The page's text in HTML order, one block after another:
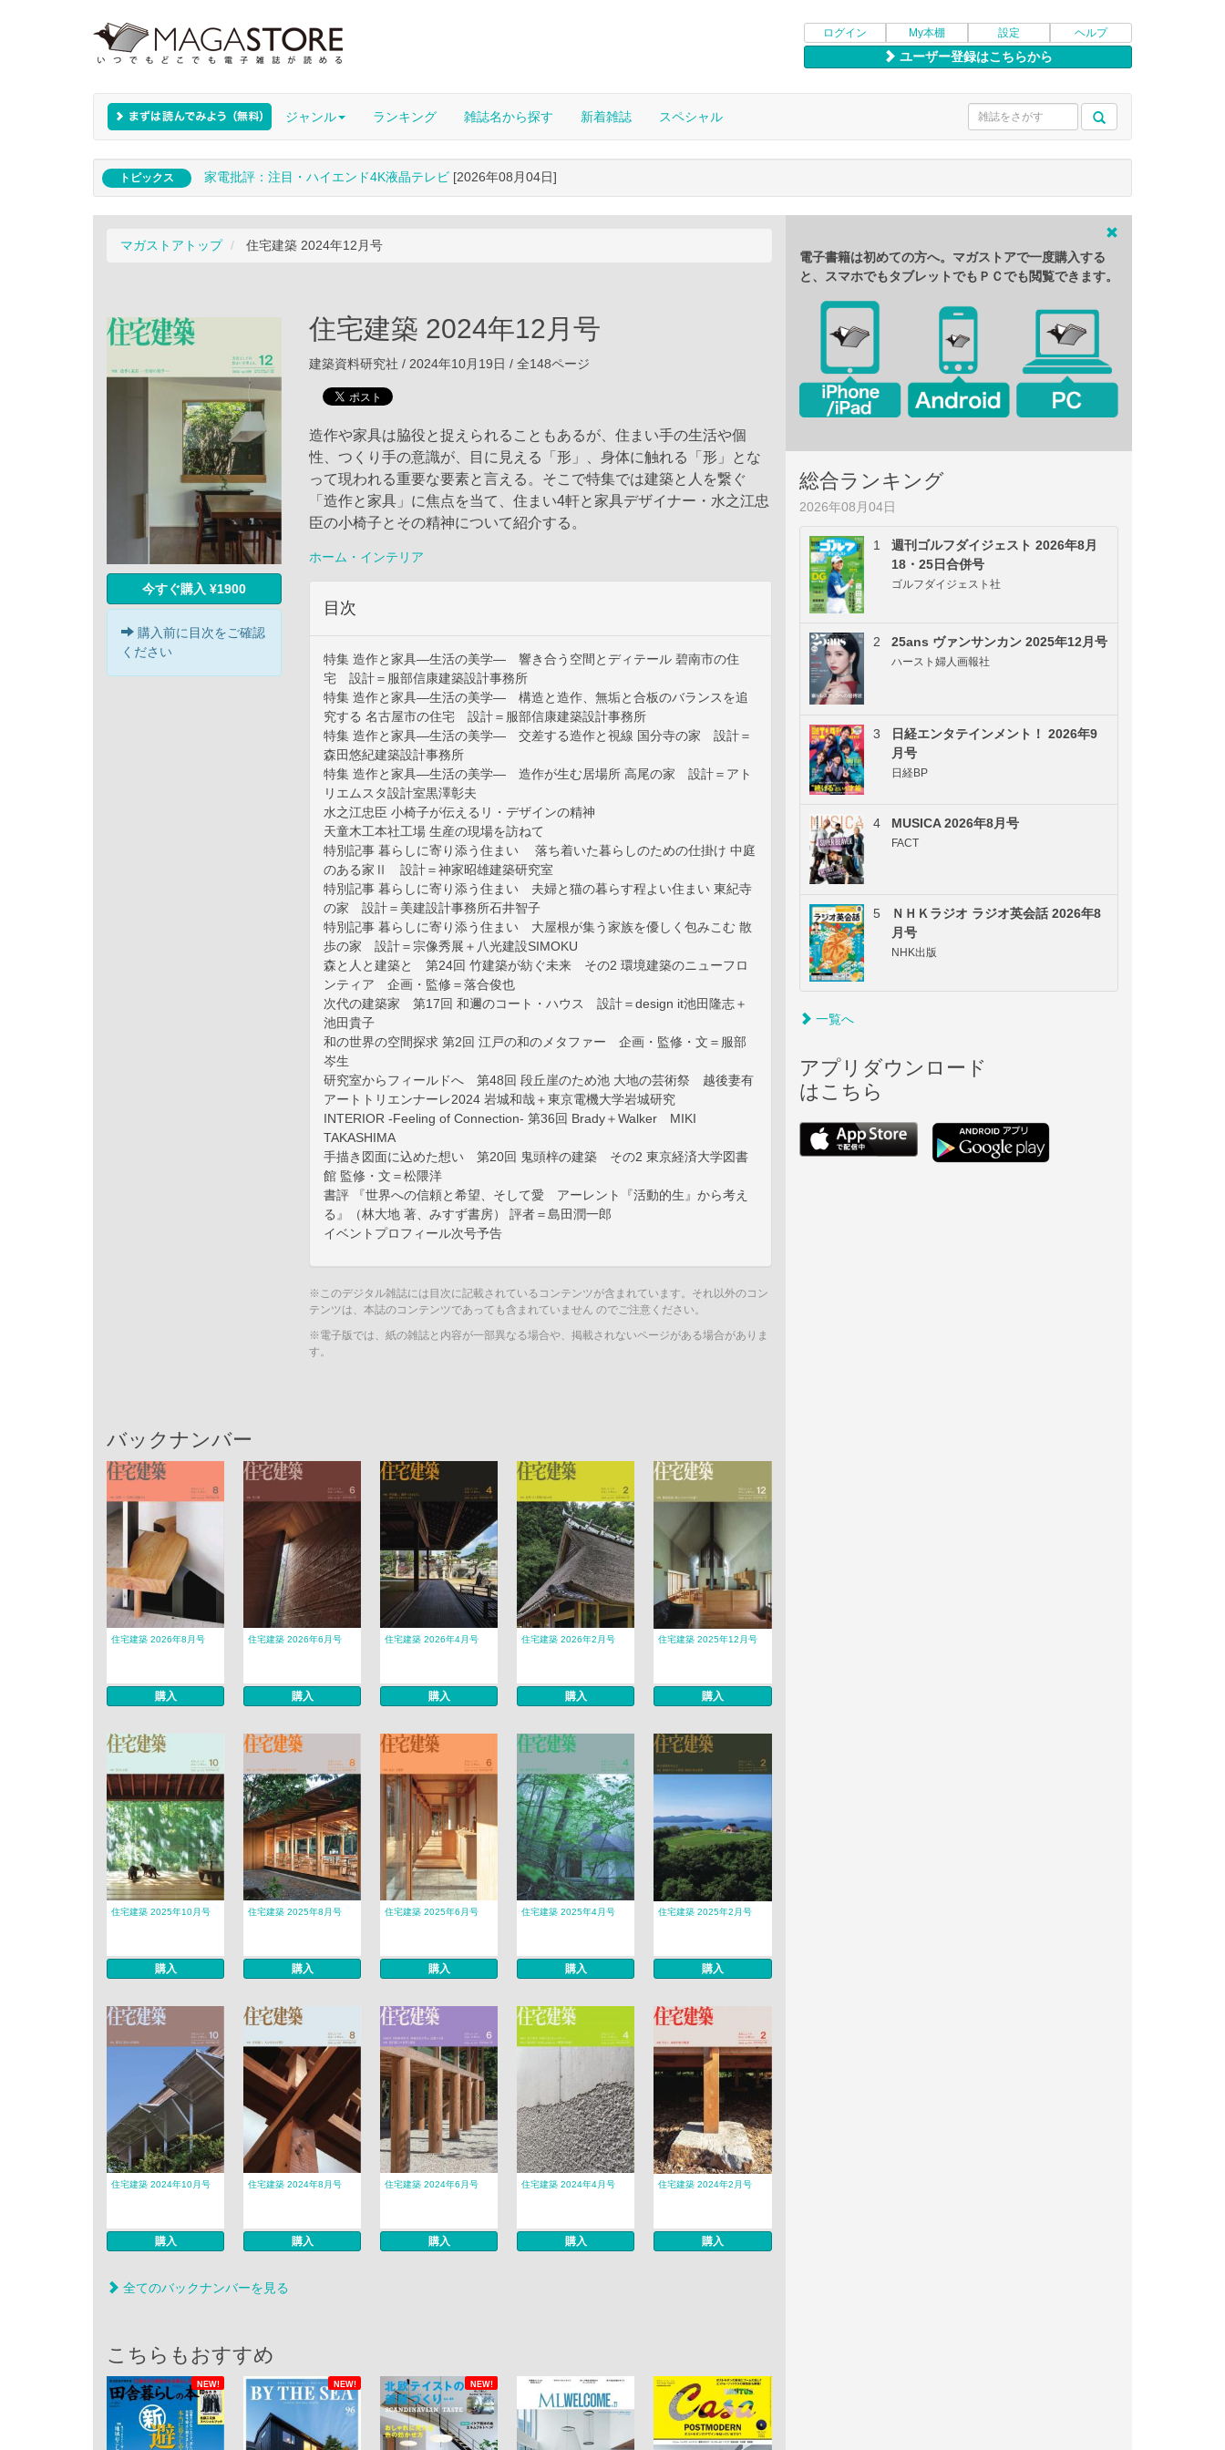
ログイン My本棚 設定 ヘルプ
ユーザー登録はこちらから
ジャンル ランキング 雑誌名から探す 新着雑誌 スペシャル
トピックス 家電批評：注目・ハイエンド4K液晶テレビ [2026年08月04日]
マガストアトップ 住宅建築 2024年12月号
今すぐ購入 ¥1900
購入前に目次をご確認
ください
住宅建築 2024年12月号
建築資料研究社 / 2024年10月19日 / 全148ページ
造作や家具は脇役と捉えられることもあるが、住まい手の生活や個
性、つくり手の意識が、目に見える「形」、身体に触れる「形」とな
って現われる重要な要素と言える。そこで特集では建築と人を繋ぐ
「造作と家具」に焦点を当て、住まい4軒と家具デザイナー・水之江忠
臣の小椅子とその精神について紹介する。
ホーム・インテリア
目次
特集 造作と家具―生活の美学― 響き合う空間とディテール 碧南市の住
宅 設計＝服部信康建築設計事務所
特集 造作と家具―生活の美学― 構造と造作、無垢と合板のバランスを追
究する 名古屋市の住宅 設計＝服部信康建築設計事務所
特集 造作と家具―生活の美学― 交差する造作と視線 国分寺の家 設計＝
森田悠紀建築設計事務所
特集 造作と家具―生活の美学― 造作が生む居場所 高尾の家 設計＝アト
リエムスタ設計室黒澤彰夫
水之江忠臣 小椅子が伝えるリ・デザインの精神
天童木工本社工場 生産の現場を訪ねて
特別記事 暮らしに寄り添う住まい 落ち着いた暮らしのための仕掛け 中庭
のある家Ⅱ 設計＝神家昭雄建築研究室
特別記事 暮らしに寄り添う住まい 夫婦と猫の暮らす程よい住まい 東紀寺
の家 設計＝美建設計事務所石井智子
特別記事 暮らしに寄り添う住まい 大屋根が集う家族を優しく包みこむ 散
歩の家 設計＝宗像秀展＋八光建設SIMOKU
森と人と建築と 第24回 竹建築が紡ぐ未来 その2 環境建築のニューフロ
ンティア 企画・監修＝落合俊也
次代の建築家 第17回 和邇のコート・ハウス 設計＝design it池田隆志＋
池田貴子
和の世界の空間探求 第2回 江戸の和のメタファー 企画・監修・文＝服部
岑生
研究室からフィールドへ 第48回 段丘崖のため池 大地の芸術祭 越後妻有
アートトリエンナーレ2024 岩城和哉＋東京電機大学岩城研究
INTERIOR -Feeling of Connection- 第36回 Brady＋Walker MIKI
TAKASHIMA
手描き図面に込めた想い 第20回 鬼頭梓の建築 その2 東京経済大学図書
館 監修・文＝松隈洋
書評 『世界への信頼と希望、そして愛 アーレント『活動的生』から考え
る』（林大地 著、みすず書房） 評者＝島田潤一郎
イベントプロフィール次号予告
※このデジタル雑誌には目次に記載されているコンテンツが含まれています。それ以外のコン
テンツは、本誌のコンテンツであっても含まれていません のでご注意ください。
※電子版では、紙の雑誌と内容が一部異なる場合や、掲載されないページがある場合がありま
す。
バックナンバー
住宅建築 2026年8月号
購入
住宅建築 2026年6月号
購入
住宅建築 2026年4月号
購入
住宅建築 2026年2月号
購入
住宅建築 2025年12月号
購入
住宅建築 2025年10月号
購入
住宅建築 2025年8月号
購入
住宅建築 2025年6月号
購入
住宅建築 2025年4月号
購入
住宅建築 2025年2月号
購入
住宅建築 2024年10月号
購入
住宅建築 2024年8月号
購入
住宅建築 2024年6月号
購入
住宅建築 2024年4月号
購入
住宅建築 2024年2月号
購入
全てのバックナンバーを見る
こちらもおすすめ
NEW! NEW! NEW!
電子書籍は初めての方へ。マガストアで一度購入する
と、スマホでもタブレットでもＰＣでも閲覧できます。
総合ランキング
2026年08月04日
1
週刊ゴルフダイジェスト 2026年8月
18・25日合併号
ゴルフダイジェスト社
2 25ans ヴァンサンカン 2025年12月号
ハースト婦人画報社
3
日経エンタテインメント！ 2026年9
月号
日経BP
4 MUSICA 2026年8月号
FACT
5
ＮＨＫラジオ ラジオ英会話 2026年8
月号
NHK出版
一覧へ
アプリダウンロード
はこちら